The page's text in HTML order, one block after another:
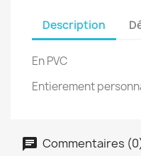
Description
En PVC
Entierement
Commentaires